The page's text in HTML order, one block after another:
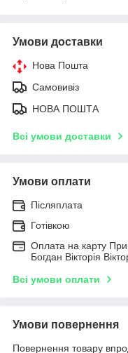
Умови доставки
Нова Пошта
Самовивіз
НОВА ПОШТА
Всі умови доставки
Умови оплати
Післяплата
Готівкою
Оплата на карту
Богдан Вікторія
Всі умови оплати
Умови повернення
Повернення товару